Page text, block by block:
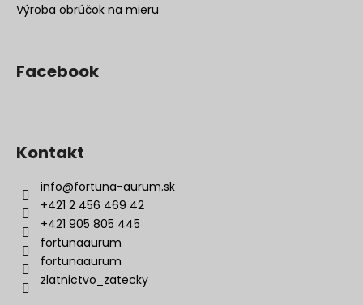
Výroba obrúčok na mieru
Facebook
Kontakt
info@fortuna-aurum.sk
+421 2 456 469 42
+421 905 805 445
fortunaaurum
fortunaaurum
zlatnictvo_zatecky